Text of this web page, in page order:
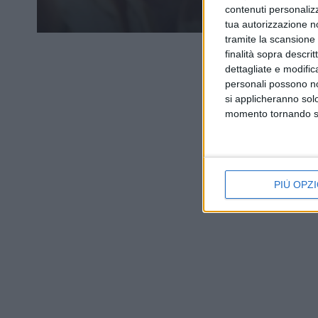
contenuti
tua autorizzazione
tramite la
finalità sopra
dettagliate e
personali possono
si applicheranno
momento tornando
PIÙ